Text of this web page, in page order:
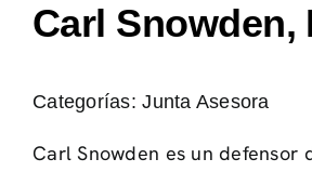
Carl Snowden,
Categorías:Junta Asesora
Carl Snowden es un defensor